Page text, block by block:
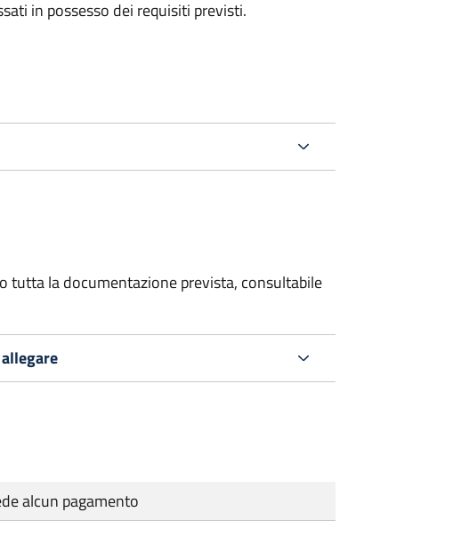
in possesso dei requisiti previsti.
tutta la documentazione prevista, consultabile
alcun pagamento